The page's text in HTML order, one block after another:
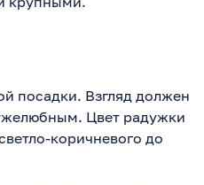
посадки. Взгляд должен
Цвет радужки
коричневого до